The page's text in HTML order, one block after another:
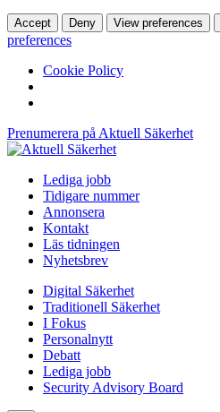
Accept Deny View preferences
preferences
Cookie Policy
Prenumerera på Aktuell Säkerhet
Lediga jobb
Tidigare nummer
Annonsera
Kontakt
Läs tidningen
Nyhetsbrev
Digital Säkerhet
Traditionell Säkerhet
I Fokus
Personalnytt
Debatt
Lediga jobb
Security Advisory Board